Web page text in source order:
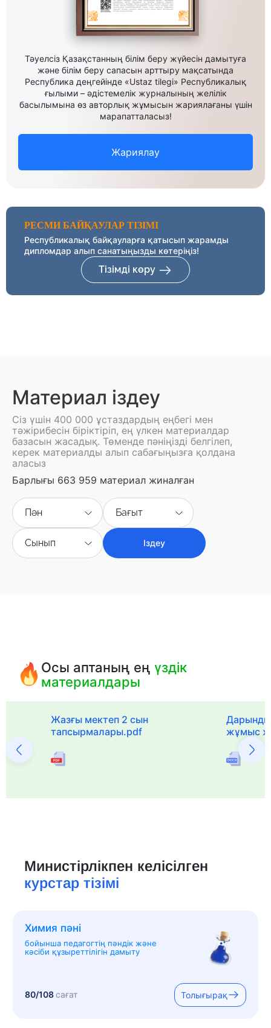
Тәуелсіз Қазақстанның білім беру жүйесін дамытуға
және білім беру сапасын арттыру мақсатында
Республика деңгейінде «Ustaz tilegi» Республикалық
ғылыми – әдістемелік журналының желілік
басылымына өз авторлық жұмысын жариялағаны үшін
марапатталасыз!
Жариялау
РЕСМИ БАЙҚАУЛАР ТІЗІМІ
Республикалық байқауларға қатысып жарамды
дипломдар алып санатыңызды көтеріңіз!
Тізімді көру
Материал іздеу
Сіз үшін 400 000 ұстаздардың еңбегі мен
тәжірибесін біріктіріп, ең үлкен материалдар
базасын жасадық. Төменде пәніңізді белгілеп,
керек материалды алып сабағыңызға қолдана
аласыз
Барлығы 663 959 материал жиналған
Пән Бағыт
Сынып Іздеу
Осы аптаның еңүздік
материалдары
Жазғы мектеп 2 сын
тапсырмалары.pdf
жұмыс
Министірлікпен келісілген
курстар тізімі
Химия пәні
бойынша педагогтің пәндік және
кәсіби құзыреттілігін дамыту
80/108сағат Толығырақ